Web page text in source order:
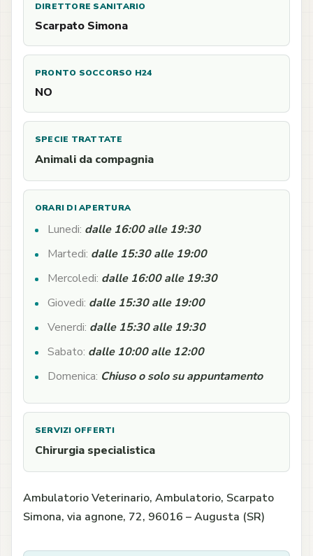
DIRETTORE SANITARIO
Scarpato Simona
PRONTO SOCCORSO H24
NO
SPECIE TRATTATE
Animali da compagnia
ORARI DI APERTURA
Lunedi: dalle 16:00 alle 19:30
Martedi: dalle 15:30 alle 19:00
Mercoledi: dalle 16:00 alle 19:30
Giovedi: dalle 15:30 alle 19:00
Venerdi: dalle 15:30 alle 19:30
Sabato: dalle 10:00 alle 12:00
Domenica: Chiuso o solo su appuntamento
SERVIZI OFFERTI
Chirurgia specialistica
Ambulatorio Veterinario, Ambulatorio, Scarpato
Simona, via agnone, 72, 96016 – Augusta (SR)